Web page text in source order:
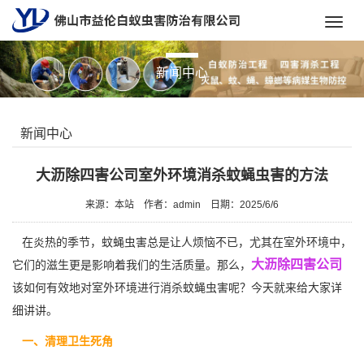
新闻中心
新闻中心
大沥除四害公司室外环境消杀蚊蝇虫害的方法
来源：本站 作者：admin 日期：2025/6/6
在炎热的季节，蚊蝇虫害总是让人烦恼不已，尤其在室外环境中，
它们的滋生更是影响着我们的生活质量。那么， 大沥除四害公司
该如何有效地对室外环境进行消杀蚊蝇虫害呢？今天就来给大家详
细讲讲。
一、清理卫生死角